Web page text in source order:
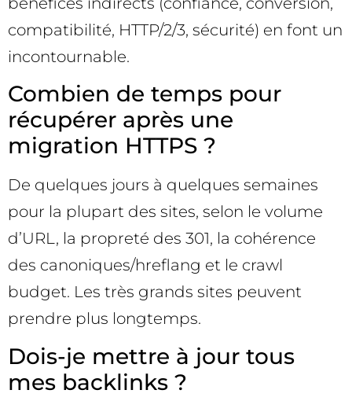
compatibilité, HTTP/2/3, sécurité) en font un
incontournable.
Combien de temps pour
récupérer après une
migration HTTPS ?
De quelques jours à quelques semaines
pour la plupart des sites, selon le volume
d’URL, la propreté des 301, la cohérence
des canoniques/hreflang et le crawl
budget. Les très grands sites peuvent
prendre plus longtemps.
Dois-je mettre à jour tous
mes backlinks ?